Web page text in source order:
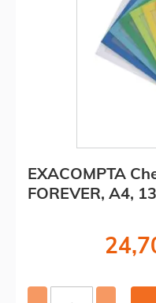
EXACOMPTA
FOREVER, A4,